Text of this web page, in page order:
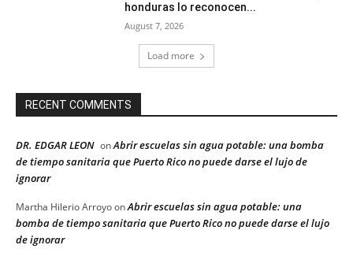
honduras lo reconocen...
August 7, 2026
Load more
RECENT COMMENTS
DR. EDGAR LEON onAbrir escuelas sin agua potable: una bomba
de tiempo sanitaria que Puerto Rico no puede darse el lujo de
ignorar
Martha Hilerio ArroyoonAbrir escuelas sin agua potable: una
bomba de tiempo sanitaria que Puerto Rico no puede darse el lujo
de ignorar